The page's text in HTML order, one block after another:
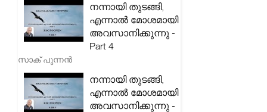
നന്നായി തുടങ്ങി,
എന്നാൽ മോശമായി
അവസാനിക്കുന്നു -
Part 4
സാക് പുന്നൻ
നന്നായി തുടങ്ങി,
എന്നാൽ മോശമായി
അവസാനിക്കുന്നു -